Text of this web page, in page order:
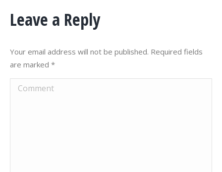
Leave a Reply
Your email address will not be published. Required fields
are marked *
Comment